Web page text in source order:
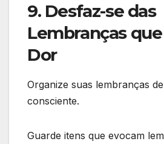
9. Desfaz-se das
Lembranças
Dor
Organize suas lembranças
consciente.
Guarde itens que evocam